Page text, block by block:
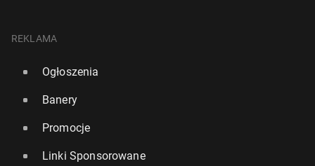
REKLAMA
Ogłoszenia
Banery
Promocje
Linki Sponsorowane